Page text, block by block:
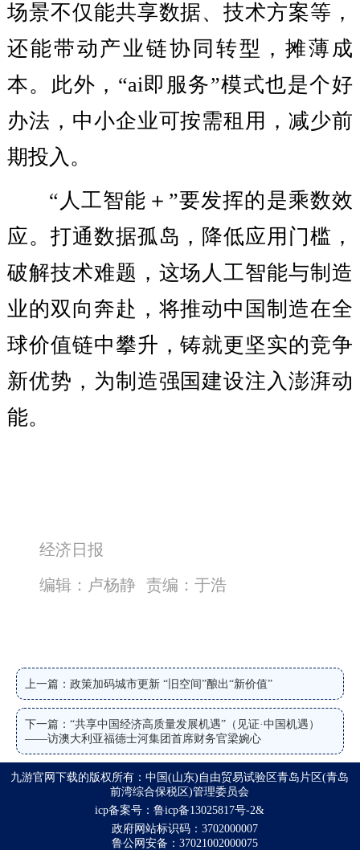
场景不仅能共享数据、技术方案等，
还能带动产业链协同转型，摊薄成
本。此外，“ai即服务”模式也是个好
办法，中小企业可按需租用，减少前
期投入。
“人工智能＋”要发挥的是乘数效
应。打通数据孤岛，降低应用门槛，
破解技术难题，这场人工智能与制造
业的双向奔赴，将推动中国制造在全
球价值链中攀升，铸就更坚实的竞争
新优势，为制造强国建设注入澎湃动
能。
经济日报
编辑：卢杨静
责编：于浩
上一篇：政策加码城市更新 “旧空间”酿出“新价值”
下一篇：“共享中国经济高质量发展机遇”（见证·中国机遇）
——访澳大利亚福德士河集团首席财务官梁婉心
九游官网下载的版权所有：中国(山东)自由贸易试验区青岛片区(青岛
前湾综合保税区)管理委员会
icp备案号：鲁icp备13025817号-2&
政府网站标识码：3702000007
鲁公网安备：37021002000075